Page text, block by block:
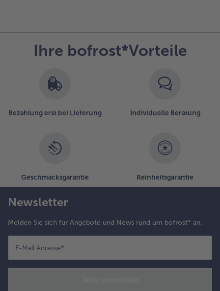
Ihre bofrost*Vorteile
Bezahlung erst bei Lieferung Individuelle Beratung
Geschmacksgarantie Reinheitsgarantie
Newsletter
Melden Sie sich für Angebote und News rund um bofrost* an.
E-Mail Adresse*